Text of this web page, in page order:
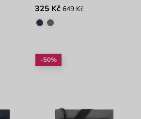
325 Kč 649 Kč
-50%